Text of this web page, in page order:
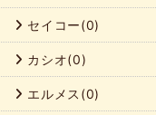
セイコー(0)
カシオ(0)
エルメス(0)